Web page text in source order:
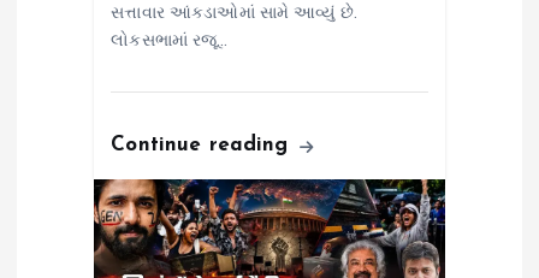
સત્તાવાર આંકડાઓમાં સામે આવ્યું છે.
લોકસભામાં રજૂ…
Continue reading